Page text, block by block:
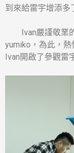
到來給雷宇增添多
Ivan嚴謹敬業
yumiko，為此，
Ivan開啟了參觀雷